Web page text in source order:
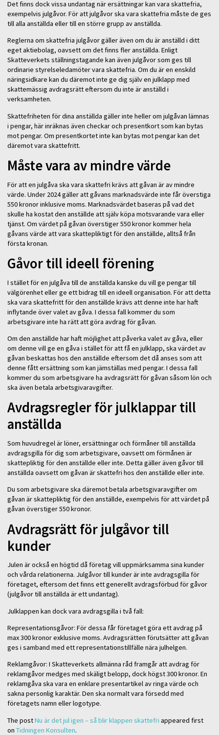
Det finns dock vissa undantag när ersättningar kan vara skattefria,
exempelvis julgåvor. För att julgåvor ska vara skattefria måste de ges
till alla anställda eller till en större grupp av anställda.
Reglerna om skattefria julgåvor gäller även om du är anställd i ditt
eget aktiebolag, oavsett om det finns fler anställda. Enligt
Skatteverkets ställningstagande kan även julgåvor som ges till
ordinarie styrelseledamöter vara skattefria. Om du är en enskild
näringsidkare kan du däremot inte ge dig själv en julklapp med
skattemässig avdragsrätt eftersom du inte är anställd i
verksamheten.
Skattefriheten för dina anställda gäller inte heller om julgåvan lämnas
i pengar, här inräknas även checkar och presentkort som kan bytas
mot pengar. Om presentkortet inte kan bytas mot pengar kan det
däremot vara skattefritt.
Måste vara av mindre värde
För att en julgåva ska vara skattefri krävs att gåvan är av mindre
värde. Under 2024 gäller att gåvans marknadsvärde inte får överstiga
550 kronor inklusive moms. Marknadsvärdet baseras på vad det
skulle ha kostat den anställde att själv köpa motsvarande vara eller
tjänst. Om värdet på gåvan överstiger 550 kronor kommer hela
gåvans värde att vara skattepliktigt för den anställde, alltså från
första kronan.
Gåvor till ideell förening
I stället för en julgåva till de anställda kanske du vill ge pengar till
välgörenhet eller ge ett bidrag till en ideell organisation. För att detta
ska vara skattefritt för den anställde krävs att denne inte har haft
inflytande över valet av gåva. I dessa fall kommer du som
arbetsgivare inte ha rätt att göra avdrag för gåvan.
Om den anställde har haft möjlighet att påverka valet av gåva, eller
om denne vill ge en gåva i stället för att få en julklapp, ska värdet av
gåvan beskattas hos den anställde eftersom det då anses som att
denne fått ersättning som kan jämställas med pengar. I dessa fall
kommer du som arbetsgivare ha avdragsrätt för gåvan såsom lön och
ska även betala arbetsgivaravgifter.
Avdragsregler för julklappar till
anställda
Som huvudregel är löner, ersättningar och förmåner till anställda
avdragsgilla för dig som arbetsgivare, oavsett om förmånen är
skattepliktig för den anställde eller inte. Detta gäller även gåvor till
anställda oavsett om gåvan är skattefri hos den anställde eller inte.
Du som arbetsgivare ska däremot betala arbetsgivaravgifter om
gåvan är skattepliktig för den anställde, exempelvis för att värdet på
gåvan överstiger 550 kronor.
Avdragsrätt för julgåvor till
kunder
Julen är också en högtid då företag vill uppmärksamma sina kunder
och vårda relationerna. Julgåvor till kunder är inte avdragsgilla för
företaget, eftersom det finns ett generellt avdragsförbud för gåvor
(julgåvor till anställda är ett undantag).
Julklappen kan dock vara avdragsgilla i två fall:
Representationsgåvor: För dessa får företaget göra ett avdrag på
max 300 kronor exklusive moms. Avdragsrätten förutsätter att gåvan
ges i samband med ett representationstillfälle nära julhelgen.
Reklamgåvor: I Skatteverkets allmänna råd framgår att avdrag för
reklamgåvor medges med skäligt belopp, dock högst 300 kronor. En
reklamgåva ska vara en enklare presentartikel av ringa värde och
sakna personlig karaktär. Den ska normalt vara försedd med
företagets namn eller logotype.
The postNu är det jul igen – så blir klappen skattefri appeared first
on Tidningen Konsulten.